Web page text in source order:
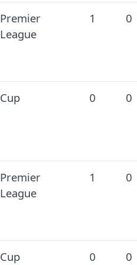
Premier
League
1 0
Cup 0 0
Premier
League
1 0
Cup 0 0